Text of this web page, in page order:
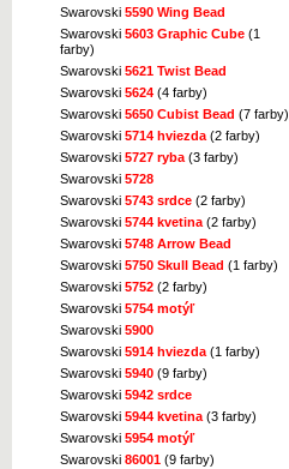
Swarovski 5590 Wing Bead
Swarovski 5603 Graphic Cube (1
farby)
Swarovski 5621 Twist Bead
Swarovski 5624 (4 farby)
Swarovski 5650 Cubist Bead (7 farby)
Swarovski 5714 hviezda (2 farby)
Swarovski 5727 ryba (3 farby)
Swarovski 5728
Swarovski 5743 srdce (2 farby)
Swarovski 5744 kvetina (2 farby)
Swarovski 5748 Arrow Bead
Swarovski 5750 Skull Bead (1 farby)
Swarovski 5752 (2 farby)
Swarovski 5754 motýľ
Swarovski 5900
Swarovski 5914 hviezda (1 farby)
Swarovski 5940 (9 farby)
Swarovski 5942 srdce
Swarovski 5944 kvetina (3 farby)
Swarovski 5954 motýľ
Swarovski 86001 (9 farby)